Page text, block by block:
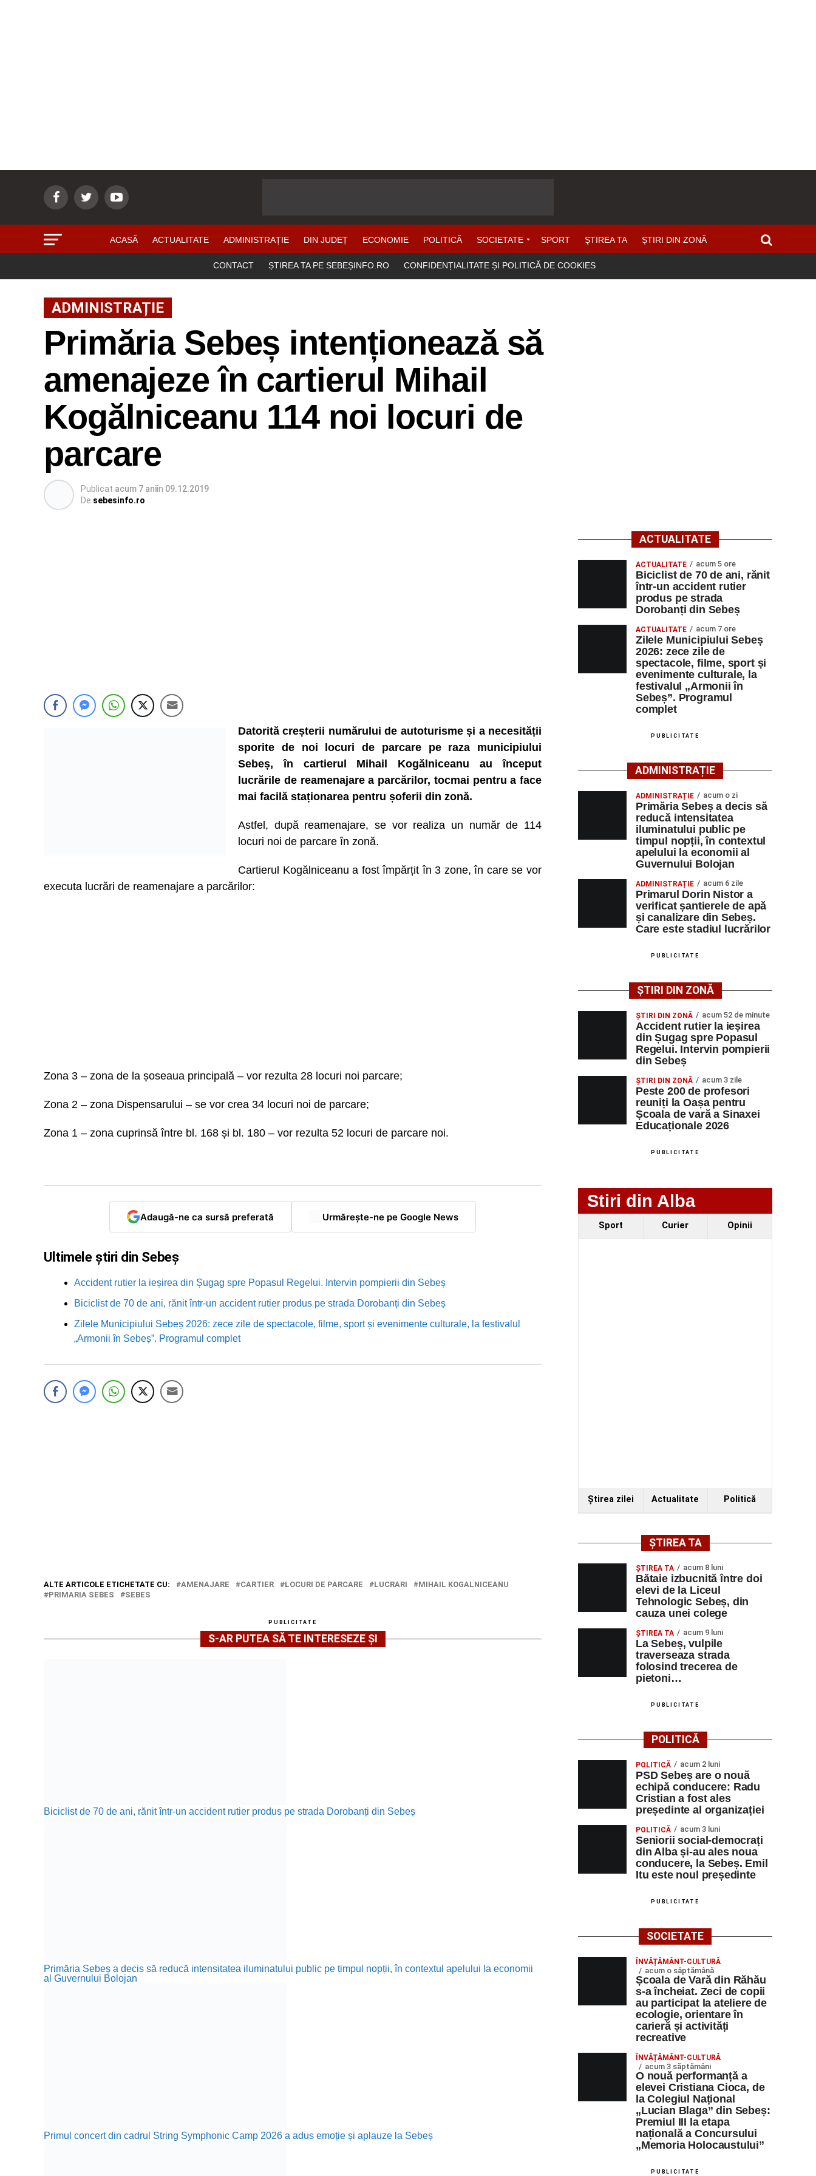
ACASĂ ACTUALITATE ADMINISTRAȚIE DIN JUDEȚ ECONOMIE POLITICĂ SOCIETATE SPORT ŞTIREA TA ȘTIRI DIN ZONĂ
CONTACT ȘTIREA TA PE SEBEȘINFO.RO CONFIDENȚIALITATE ȘI POLITICĂ DE COOKIES
ADMINISTRAȚIE
Primăria Sebeș intenționează să
amenajeze în cartierul Mihail
Kogălniceanu 114 noi locuri de
parcare
Publicat acum 7 aniîn 09.12.2019
De sebesinfo.ro
Datorită creșterii numărului de autoturisme și a necesității
sporite de noi locuri de parcare pe raza municipiului
Sebeș, în cartierul Mihail Kogălniceanu au început
lucrările de reamenajare a parcărilor, tocmai pentru a face
mai facilă staționarea pentru șoferii din zonă.
Astfel, după reamenajare, se vor realiza un număr de 114
locuri noi de parcare în zonă.
Cartierul Kogălniceanu a fost împărțit în 3 zone, în care se vor
executa lucrări de reamenajare a parcărilor:
Zona 3 – zona de la șoseaua principală – vor rezulta 28 locuri noi parcare;
Zona 2 – zona Dispensarului – se vor crea 34 locuri noi de parcare;
Zona 1 – zona cuprinsă între bl. 168 și bl. 180 – vor rezulta 52 locuri de parcare noi.
Adaugă-ne ca sursă preferată Urmărește-ne pe Google News
Ultimele știri din Sebeș
Accident rutier la ieșirea din Șugag spre Popasul Regelui. Intervin pompierii din Sebeș
Biciclist de 70 de ani, rănit într-un accident rutier produs pe strada Dorobanți din Sebeș
Zilele Municipiului Sebeș 2026: zece zile de spectacole, filme, sport și evenimente culturale, la festivalul
„Armonii în Sebeș”. Programul complet
ALTE ARTICOLE ETICHETATE CU: AMENAJARE CARTIER LOCURI DE PARCARE LUCRARI
MIHAIL KOGALNICEANU
PRIMARIA SEBES
SEBES
PUBLICITATE
S-AR PUTEA SĂ TE INTERESEZE ȘI
Biciclist de 70 de ani, rănit într-un accident rutier produs pe strada Dorobanți din Sebeș
Primăria Sebeș a decis să reducă intensitatea iluminatului public pe timpul nopții, în contextul apelului la economii
al Guvernului Bolojan
Primul concert din cadrul String Symphonic Camp 2026 a adus emoție și aplauze la Sebeș
ACTUALITATE
ACTUALITATE acum 5 ore
Biciclist de 70 de ani, rănit
într-un accident rutier
produs pe strada
Dorobanți din Sebeș
ACTUALITATE acum 7 ore
Zilele Municipiului Sebeș
2026: zece zile de
spectacole, filme, sport și
evenimente culturale, la
festivalul „Armonii în
Sebeș”. Programul
complet
PUBLICITATE
ADMINISTRAȚIE
ADMINISTRAȚIE acum o zi
Primăria Sebeș a decis să
reducă intensitatea
iluminatului public pe
timpul nopții, în contextul
apelului la economii al
Guvernului Bolojan
ADMINISTRAȚIE acum 6 zile
Primarul Dorin Nistor a
verificat șantierele de apă
și canalizare din Sebeș.
Care este stadiul lucrărilor
PUBLICITATE
ȘTIRI DIN ZONĂ
ȘTIRI DIN ZONĂ acum 52 de minute
Accident rutier la ieșirea
din Șugag spre Popasul
Regelui. Intervin pompierii
din Sebeș
ȘTIRI DIN ZONĂ acum 3 zile
Peste 200 de profesori
reuniți la Oașa pentru
Școala de vară a Sinaxei
Educaționale 2026
PUBLICITATE
Stiri din Alba
Sport Curier Opinii
Ştirea zilei Actualitate Politică
ȘTIREA TA
ŞTIREA TA acum 8 luni
Bătaie izbucnită între doi
elevi de la Liceul
Tehnologic Sebeș, din
cauza unei colege
ŞTIREA TA acum 9 luni
La Sebeș, vulpile
traverseaza strada
folosind trecerea de
pietoni…
PUBLICITATE
POLITICĂ
POLITICĂ acum 2 luni
PSD Sebeș are o nouă
echipă conducere: Radu
Cristian a fost ales
președinte al organizației
POLITICĂ acum 3 luni
Seniorii social-democrați
din Alba și-au ales noua
conducere, la Sebeș. Emil
Itu este noul președinte
PUBLICITATE
SOCIETATE
ÎNVĂȚĂMÂNT-CULTURĂ
acum o săptămână
Școala de Vară din Răhău
s-a încheiat. Zeci de copii
au participat la ateliere de
ecologie, orientare în
carieră și activități
recreative
ÎNVĂȚĂMÂNT-CULTURĂ
acum 3 săptămâni
O nouă performanță a
elevei Cristiana Cioca, de
la Colegiul Național
„Lucian Blaga” din Sebeș:
Premiul III la etapa
națională a Concursului
„Memoria Holocaustului”
PUBLICITATE